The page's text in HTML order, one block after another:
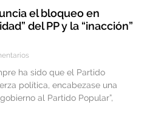
el bloqueo en
del PP y la “inacción”
ha sido que el Partido
política, encabezase una
al Partido Popular”,